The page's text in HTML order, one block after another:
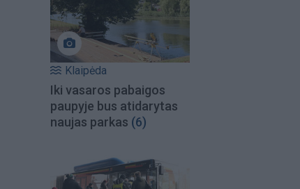
Klaipėda
Iki vasaros pabaigos
paupyje bus atidarytas
naujas parkas (6)